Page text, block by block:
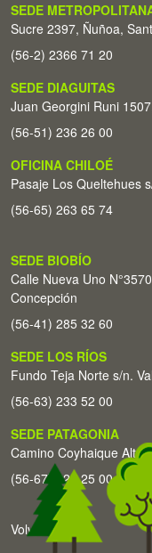
SEDE
Sucre 2397, Ñuñoa,
(56-2) 2366 71 20
SEDE DIAGUITAS
Juan Georgini Runi
(56-51) 236 26 00
OFICINA CHILOÉ
Pasaje Los Queltehues
(56-65) 263 65 74
SEDE BIOBÍO
Calle Nueva Uno
Concepción
(56-41) 285 32 60
SEDE LOS RÍOS
Fundo Teja Norte s/n.
(56-63) 233 52 00
SEDE PATAGONIA
Camino Coyhaique Alto
(56-67) 226 25 00
Volver arriba